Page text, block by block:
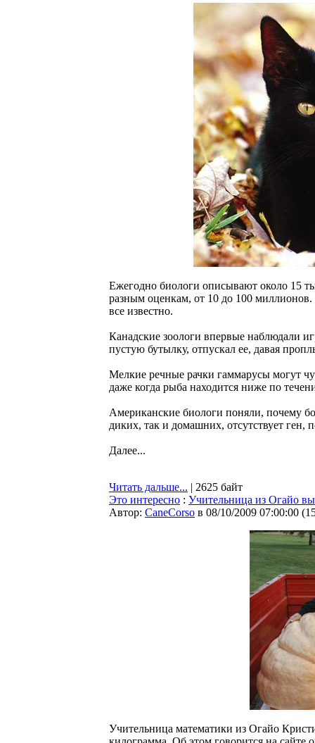
Ежегодно биологи описывают около 15
разным оценкам, от 10 до 100
все известно.
Канадские зоологи впервые наблюдали
пустую бутылку, отпускал ее, давая
Мелкие речные рачки гаммарусы могут
даже когда рыба находится ниже по
Американские биологи поняли, почему
диких, так и домашних, отсутствует
Далее...
Читать дальше... | 2625 байт
Это интересно : Учительница из Огайо
Автор: CaneCorso в 08/10/2009 07:00:00 (
Учительница математики из Огайо